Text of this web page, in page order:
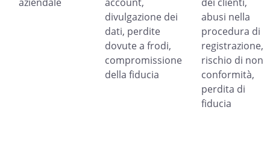
divulgazione dei
dati, perdite
dovute a frodi,
compromissione
della fiducia
abusi nella
procedura di
registrazione,
rischio di non
conformità,
perdita di
fiducia